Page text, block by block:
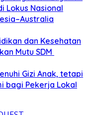
Lokus Nasional
dan Kesehatan
Mutu SDM
Gizi Anak, tetapi
bagi Pekerja Lokal